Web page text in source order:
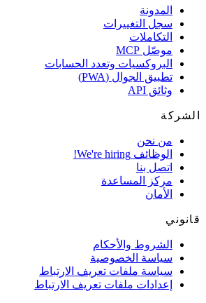
المدونة
سجل التغييرات
التكاملات
موصّل MCP
البروكسيات وتعدد الحسابات
تطبيق الجوال (PWA)
وثائق API
من نحن
الوظائفWe're hiring!
اتصل بنا
مركز المساعدة
الأمان
الشروط والأحكام
سياسة الخصوصية
سياسة ملفات تعريف الارتباط
إعدادات ملفات تعريف الارتباط